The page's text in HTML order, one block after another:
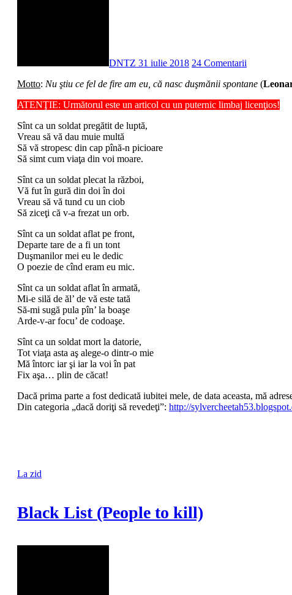
DNTZ 31 iulie 2018 24 Comentarii
Motto: Nu ştiu ce fel de fire am eu, că nasc duşmănii spontane (
ATENŢIE: Următorul este un articol cu un puternic limbaj licenţios!
Sînt ca un soldat pregătit de luptă,
Vreau să vă dau muie multă
Să vă stropesc din cap pînă-n picioare
Să simt cum viaţa din voi moare.
Sînt ca un soldat plecat la război,
Vă fut în gură din doi în doi
Vreau să vă tund cu un ciob
Să ziceţi că v-a frezat un orb.
Sînt ca un soldat aflat pe front,
Departe tare de a fi un tont
Duşmanilor mei eu le dedic
O poezie de cînd eram eu mic.
Sînt ca un soldat aflat în armată,
Mi-e silă de ăl’ de vă este tată
Să-mi sugă pula pîn’ la boaşe
Arde-v-ar focu’ de codoaşe.
Sînt ca un soldat mort la datorie,
Tot viaţa asta aş alege-o dintr-o mie
Mă întorc iar şi iar la voi în pat
Fix aşa… plin de căcat!
Dacă prima parte a fost dedicată iubitei mele, de data aceasta, mă
Din categoria „dacă doriţi să revedeţi”: http://
La zid
Black List (People to kill)